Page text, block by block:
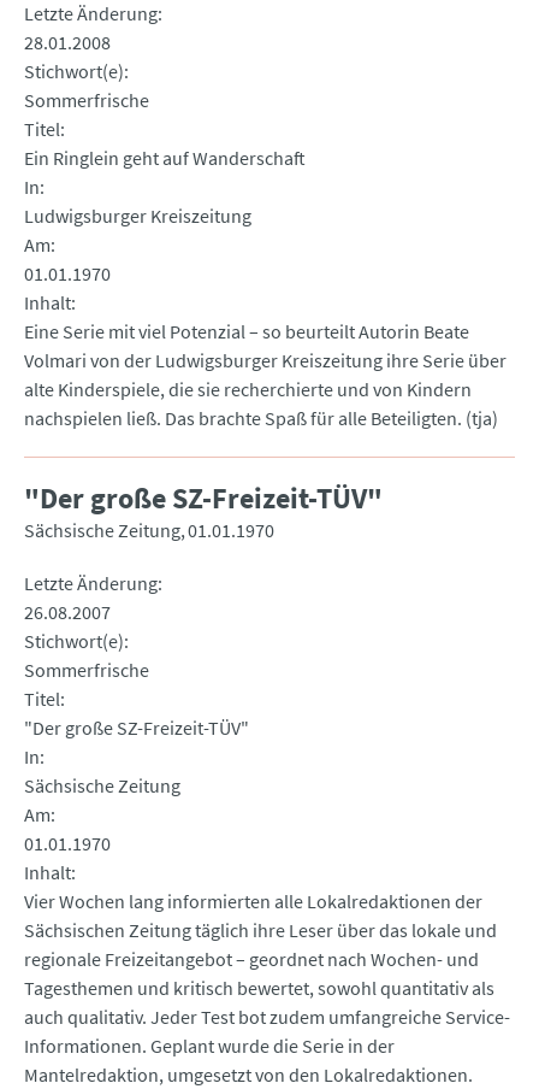
Letzte Änderung
28.01.2008
Stichwort(e)
Sommerfrische
Titel
Ein Ringlein geht auf Wanderschaft
In
Ludwigsburger Kreiszeitung
Am
01.01.1970
Inhalt
Eine Serie mit viel Potenzial – so beurteilt Autorin Beate
Volmari von der Ludwigsburger Kreiszeitung ihre Serie über
alte Kinderspiele, die sie recherchierte und von Kindern
nachspielen ließ. Das brachte Spaß für alle Beteiligten. (tja)
"Der große SZ-Freizeit-TÜV"
Sächsische Zeitung 01.01.1970
Letzte Änderung
26.08.2007
Stichwort(e)
Sommerfrische
Titel
"Der große SZ-Freizeit-TÜV"
In
Sächsische Zeitung
Am
01.01.1970
Inhalt
Vier Wochen lang informierten alle Lokalredaktionen der
Sächsischen Zeitung täglich ihre Leser über das lokale und
regionale Freizeitangebot – geordnet nach Wochen- und
Tagesthemen und kritisch bewertet, sowohl quantitativ als
auch qualitativ. Jeder Test bot zudem umfangreiche Service-
Informationen. Geplant wurde die Serie in der
Mantelredaktion, umgesetzt von den Lokalredaktionen.